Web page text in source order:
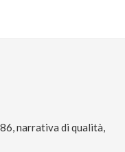
narrativa di qualità,